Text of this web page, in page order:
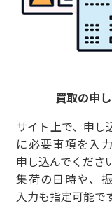
買取の申
サイト上で、申し
に必要事項を入
申し込んでくださ
集荷の日時や、
入力も指定可能で